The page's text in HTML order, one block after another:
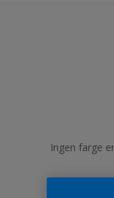
Ingen farge